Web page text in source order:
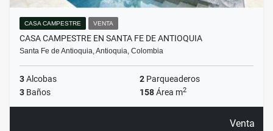
CASA CAMPESTRE VENTA
CASA CAMPESTRE EN SANTA FE DE ANTIOQUIA
Santa Fe de Antioquia, Antioquia, Colombia
3Alcobas 2 Parqueaderos
3 Baños 158Área m2
Venta